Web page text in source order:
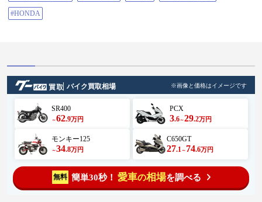
#HONDA
バイク買取相場 ※画像と価格はイメージです
SR400
～62.9万円
PCX
3.6～29.2万円
モンキー125
～34.8万円
C650GT
27.1 ～ 74.6万円
無料 簡単30秒！ 愛車の相場を調べる